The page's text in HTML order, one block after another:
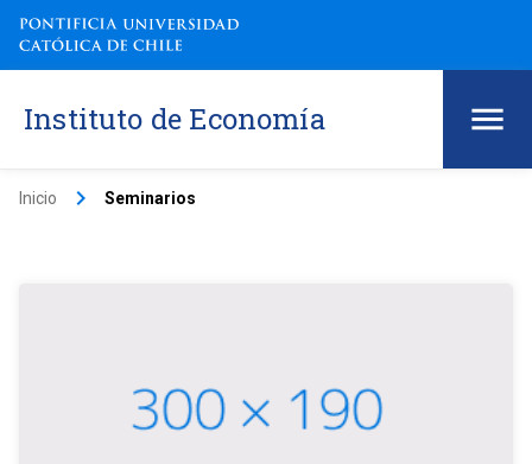
Instituto de Economía
Inicio keyboard_arrow_right Seminarios